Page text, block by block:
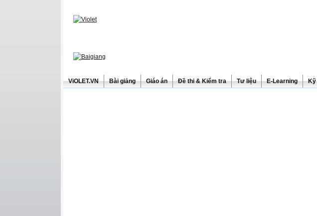
ViOLET.VN Bài giảng Giáo án Đề thi & Kiểm tra Tư liệu E-Learning Kỹ